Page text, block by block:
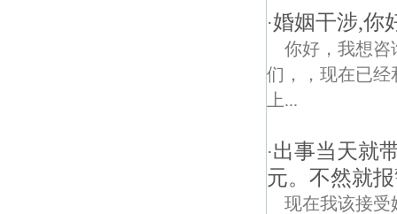
·婚姻干涉,你
你好，我想咨
们，，现在已经
上...
·出事当天就
元。不然就
现在我该接受